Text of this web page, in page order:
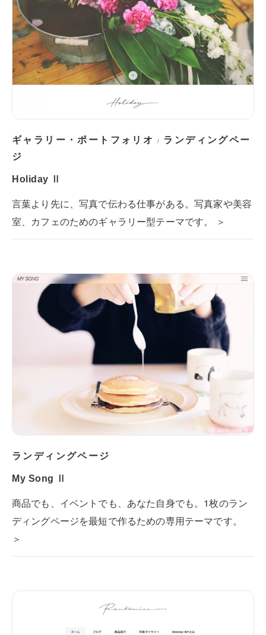
ギャラリー・ポートフォリオ / ランディングペー
ジ
Holiday Ⅱ
言葉より先に、写真で伝わる仕事がある。写真家や美容
室、カフェのためのギャラリー型テーマです。 ＞
ランディングページ
My Song Ⅱ
商品でも、イベントでも、あなた自身でも。1枚のラン
ディングページを最短で作るための専用テーマです。
＞